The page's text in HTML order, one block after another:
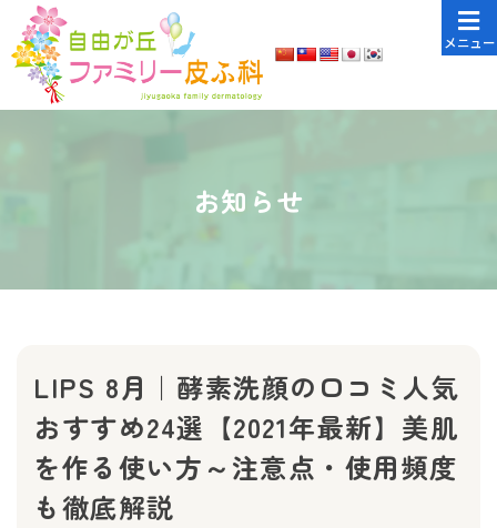
お知らせ
LIPS 8月｜酵素洗顔の口コミ人気
おすすめ24選【2021年最新】美肌
を作る使い方～注意点・使用頻度
も徹底解説
メニュー